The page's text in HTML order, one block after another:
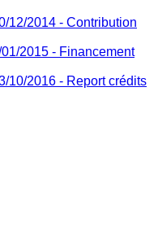
12/2014 - Contribution
2015 - Financement
10/2016 - Report crédits